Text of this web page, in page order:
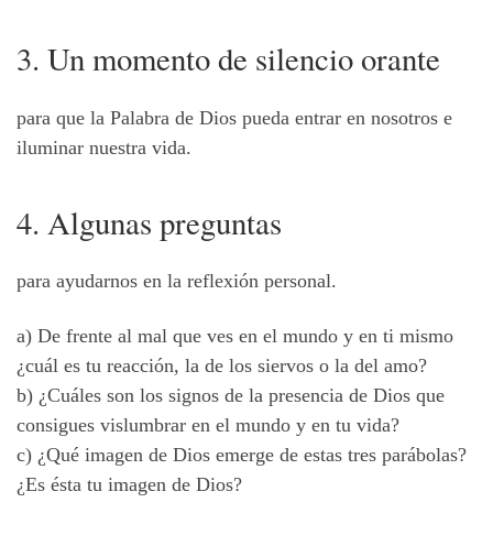
3. Un momento de silencio orante
para que la Palabra de Dios pueda entrar en nosotros e
iluminar nuestra vida.
4. Algunas preguntas
para ayudarnos en la reflexión personal.
a) De frente al mal que ves en el mundo y en ti mismo
¿cuál es tu reacción, la de los siervos o la del amo?
b) ¿Cuáles son los signos de la presencia de Dios que
consigues vislumbrar en el mundo y en tu vida?
c) ¿Qué imagen de Dios emerge de estas tres parábolas?
¿Es ésta tu imagen de Dios?